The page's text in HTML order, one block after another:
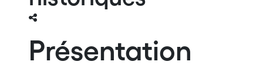
Présentation